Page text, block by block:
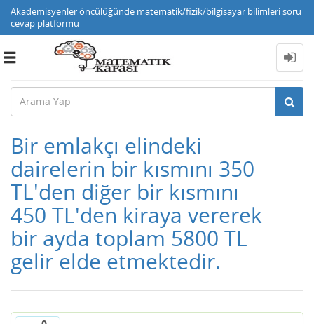
Akademisyenler öncülüğünde matematik/fizik/bilgisayar bilimleri soru
cevap platformu
Toggle
Bir emlakçı elindeki
dairelerin bir kısmını 350
TL'den diğer bir kısmını
450 TL'den kiraya vererek
bir ayda toplam 5800 TL
gelir elde etmektedir.